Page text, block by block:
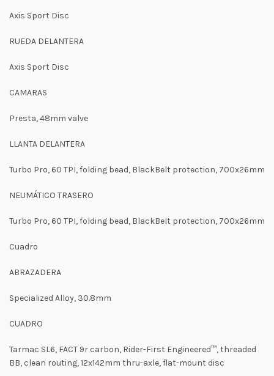
Axis Sport Disc
RUEDA DELANTERA
Axis Sport Disc
CAMARAS
Presta, 48mm valve
LLANTA DELANTERA
Turbo Pro, 60 TPI, folding bead, BlackBelt protection, 700x26mm
NEUMÁTICO TRASERO
Turbo Pro, 60 TPI, folding bead, BlackBelt protection, 700x26mm
Cuadro
ABRAZADERA
Specialized Alloy, 30.8mm
CUADRO
Tarmac SL6, FACT 9r carbon, Rider-First Engineered™, threaded
BB, clean routing, 12x142mm thru-axle, flat-mount disc